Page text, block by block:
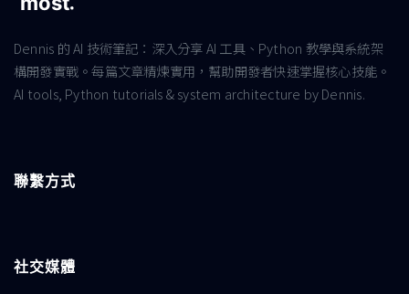
Dennis 的 AI 技術筆記：深入分享 AI 工具、Python 教學與系統架
構開發實戰。每篇文章精煉實用，幫助開發者快速掌握核心技能。
AI tools, Python tutorials & system architecture by Dennis.
聯繫方式
社交媒體